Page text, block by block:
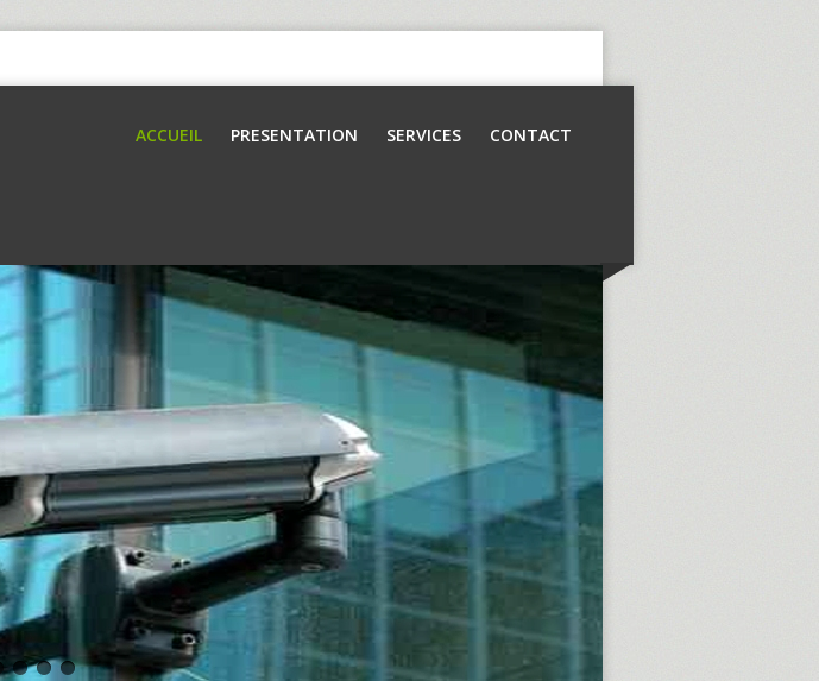
ACCUEIL PRESENTATION SERVICES CONTACT